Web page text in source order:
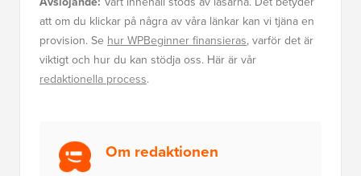
att om du klickar på några av våra länkar kan vi tjäna en
provision. Se hur WPBeginner finansieras, varför det är
viktigt och hur du kan stödja oss. Här är vår
redaktionella process.
Om redaktionen